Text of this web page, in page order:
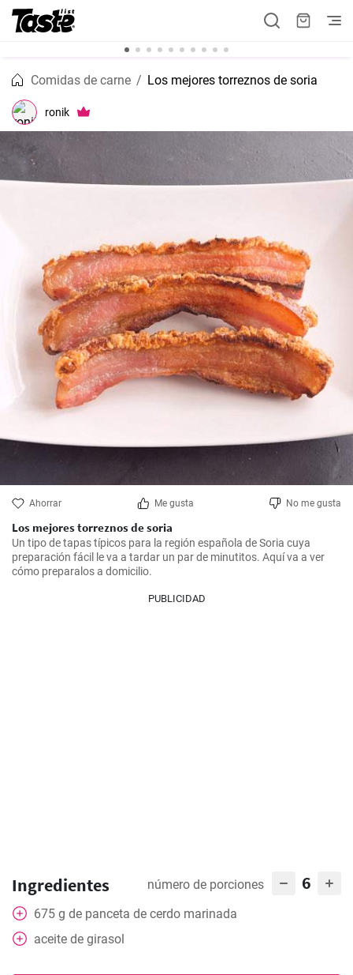
Comidas de carne Los mejores torreznos de soria
ronik
Ahorrar Me gusta No me gusta
Los mejores torreznos de soria
Un tipo de tapas típicos para la región española de Soria cuya
preparación fácil le va a tardar un par de minutitos. Aquí va a ver
cómo preparalos a domicilio.
PUBLICIDAD
Ingredientes número de porciones 6
675 g de panceta de cerdo marinada
aceite de girasol